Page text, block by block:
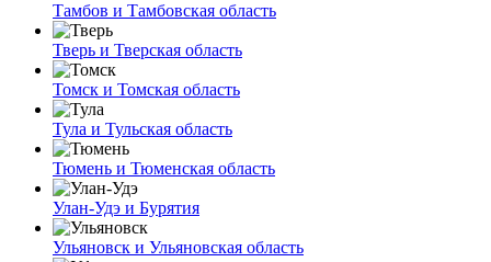
Тамбов и Тамбовская область
Тверь и Тверская область
Томск и Томская область
Тула и Тульская область
Тюмень и Тюменская область
Улан-Удэ и Бурятия
Ульяновск и Ульяновская область